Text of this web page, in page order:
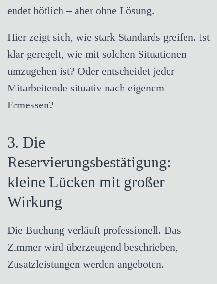
endet höflich – aber ohne Lösung.
Hier zeigt sich, wie stark Standards greifen. Ist
klar geregelt, wie mit solchen Situationen
umzugehen ist? Oder entscheidet jeder
Mitarbeitende situativ nach eigenem
Ermessen?
3. Die
Reservierungsbestätigung:
kleine Lücken mit großer
Wirkung
Die Buchung verläuft professionell. Das
Zimmer wird überzeugend beschrieben,
Zusatzleistungen werden angeboten.